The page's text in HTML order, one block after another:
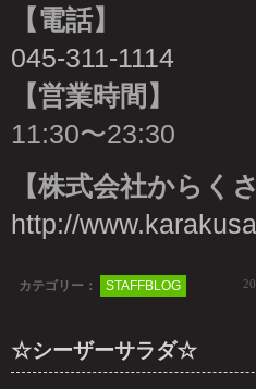
【電話】
045-311-1114
【営業時間】
11:30〜23:30
【株式会社からく
http://
カテゴリー： STAFFBLOG
☆シーザーサラダ☆